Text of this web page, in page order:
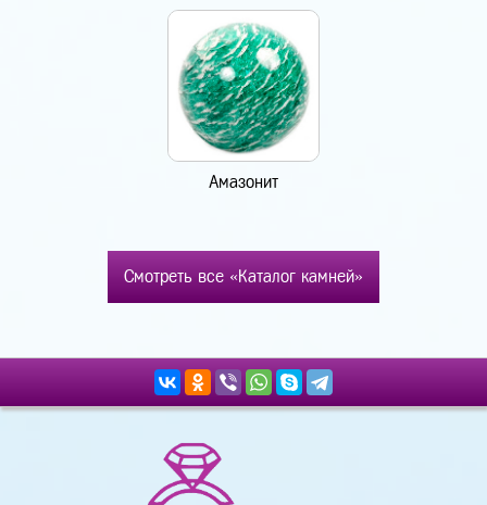
Амазонит
Смотреть все «Каталог камней»